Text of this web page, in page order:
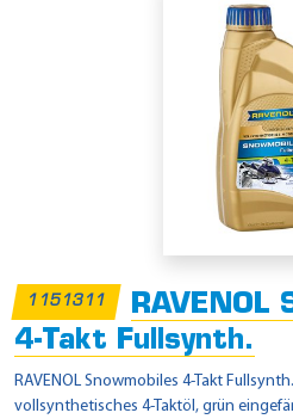
1151311
RAVENOL
4-Takt Fullsynth.
RAVENOL Snowmobiles 4-Takt
vollsynthetisches 4-Taktöl, grün